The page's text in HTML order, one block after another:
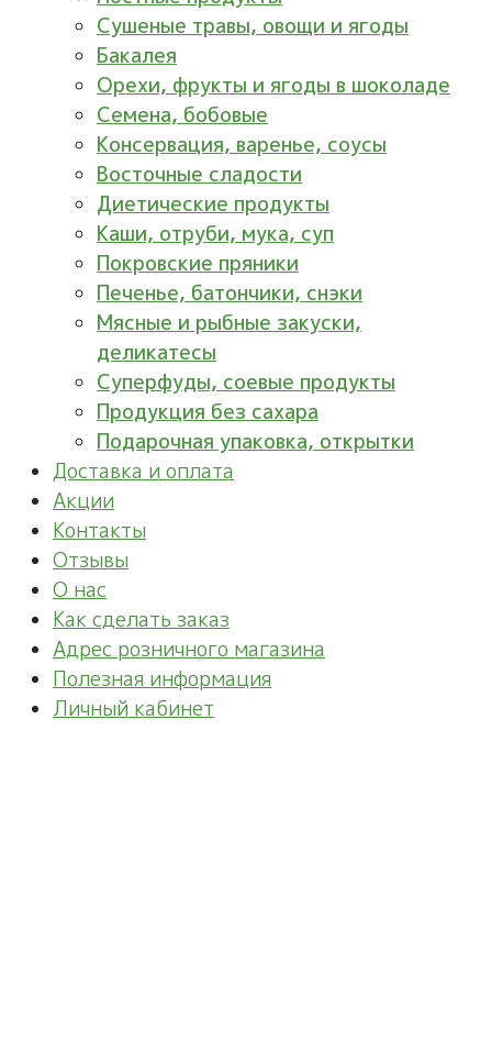
Сушеные травы, овощи и ягоды
Бакалея
Орехи, фрукты и ягоды в шоколаде
Семена, бобовые
Консервация, варенье, соусы
Восточные сладости
Диетические продукты
Каши, отруби, мука, суп
Покровские пряники
Печенье, батончики, снэки
Мясные и рыбные закуски,
деликатесы
Суперфуды, соевые продукты
Продукция без сахара
Подарочная упаковка, открытки
Доставка и оплата
Акции
Контакты
Отзывы
О нас
Как сделать заказ
Адрес розничного магазина
Полезная информация
Личный кабинет